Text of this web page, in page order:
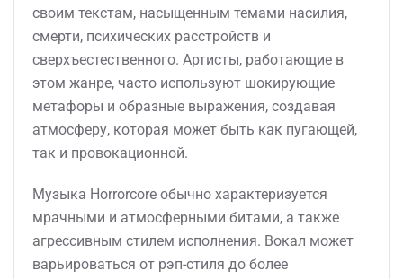
своим текстам, насыщенным темами насилия,
смерти, психических расстройств и
сверхъестественного. Артисты, работающие в
этом жанре, часто используют шокирующие
метафоры и образные выражения, создавая
атмосферу, которая может быть как пугающей,
так и провокационной.
Музыка Horrorcore обычно характеризуется
мрачными и атмосферными битами, а также
агрессивным стилем исполнения. Вокал может
варьироваться от рэп-стиля до более